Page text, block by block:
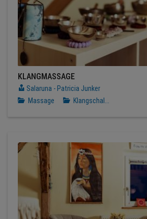
KLANGMASSAGE
Salaruna - Patricia Junker
Massage
Klangschal...